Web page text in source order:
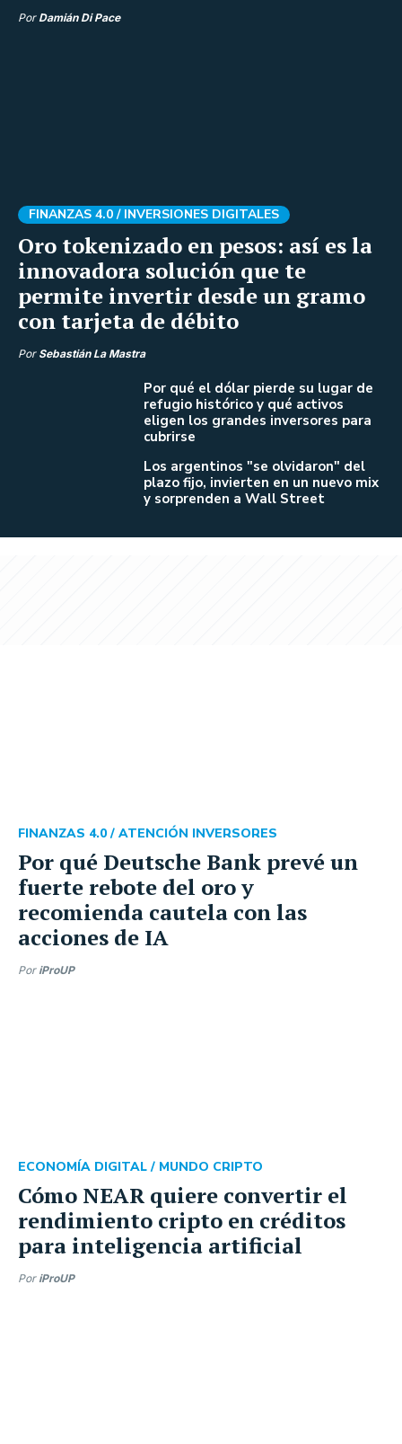
Por Damián Di Pace
Oro tokenizado en pesos: así es la
innovadora solución que te
permite invertir desde un gramo
con tarjeta de débito
FINANZAS 4.0 / INVERSIONES DIGITALES
Por Sebastián La Mastra
Por qué el dólar pierde su lugar de
refugio histórico y qué activos
eligen los grandes inversores para
cubrirse
Los argentinos "se olvidaron" del
plazo fijo, invierten en un nuevo mix
y sorprenden a Wall Street
Por qué Deutsche Bank prevé un
fuerte rebote del oro y
recomienda cautela con las
acciones de IA
FINANZAS 4.0 / ATENCIÓN INVERSORES
Por iProUP
Cómo NEAR quiere convertir el
rendimiento cripto en créditos
para inteligencia artificial
ECONOMÍA DIGITAL / MUNDO CRIPTO
Por iProUP